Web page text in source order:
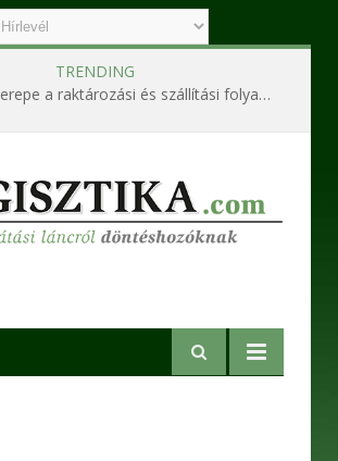
TRENDING
A pántolás szerepe a raktározási és szállítási folyamatokban